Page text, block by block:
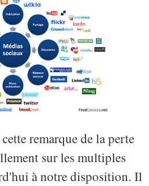
remarque de la perte
sur les multiples
à notre disposition. Il